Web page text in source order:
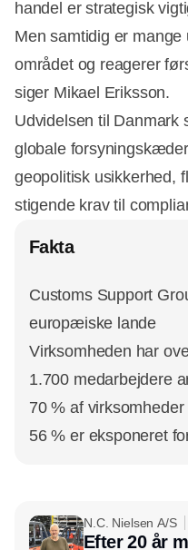
handel er strategisk
Men samtidig er
området og reagerer
siger Mikael Eriksson.
Udvidelsen til Danmark
globale
geopolitisk usikkerhed,
stigende krav til
Fakta
Customs Support
europæiske lande
Virksomheden har
1.700 medarbejdere
70 % af
56 % er eksponeret
N.C. Nielsen A/S
Efter 20 år